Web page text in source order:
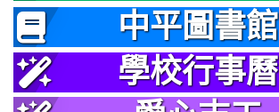
中平圖書館
學校行事曆